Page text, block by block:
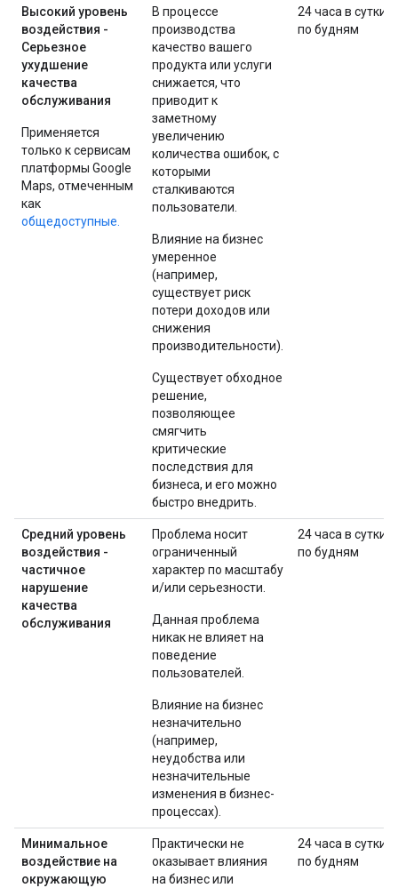
Высокий уровень
воздействия -
Серьезное
ухудшение
качества
обслуживания
Применяется
только к сервисам
платформы Google
Maps, отмеченным
как
общедоступные.
В процессе
производства
качество вашего
продукта или услуги
снижается, что
приводит к
заметному
увеличению
количества ошибок, с
которыми
сталкиваются
пользователи.
Влияние на бизнес
умеренное
(например,
существует риск
потери доходов или
снижения
производительности).
Существует обходное
решение,
позволяющее
смягчить
критические
последствия для
бизнеса, и его можно
быстро внедрить.
24 часа в сутки
по будням
Средний уровень
воздействия -
частичное
нарушение
качества
обслуживания
Проблема носит
ограниченный
характер по масштабу
и/или серьезности.
Данная проблема
никак не влияет на
поведение
пользователей.
Влияние на бизнес
незначительно
(например,
неудобства или
незначительные
изменения в бизнес-
процессах).
24 часа в сутки
по будням
Минимальное
воздействие на
окружающую
Практически не
оказывает влияния
на бизнес или
24 часа в сутки
по будням